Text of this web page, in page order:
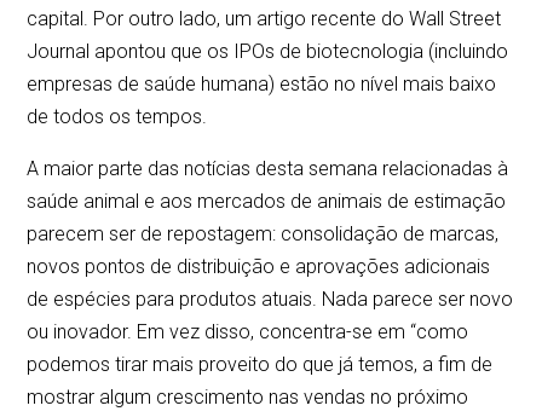
capital. Por outro lado, um artigo recente do Wall Street
Journal apontou que os IPOs de biotecnologia (incluindo
empresas de saúde humana) estão no nível mais baixo
de todos os tempos.
A maior parte das notícias desta semana relacionadas à
saúde animal e aos mercados de animais de estimação
parecem ser de repostagem: consolidação de marcas,
novos pontos de distribuição e aprovações adicionais
de espécies para produtos atuais. Nada parece ser novo
ou inovador. Em vez disso, concentra-se em “como
podemos tirar mais proveito do que já temos, a fim de
mostrar algum crescimento nas vendas no próximo